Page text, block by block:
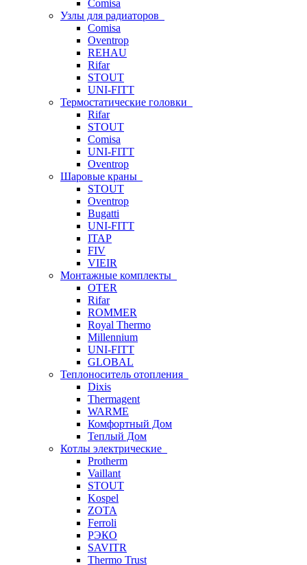
Comisa
Узлы для радиаторов
Comisa
Oventrop
REHAU
Rifar
STOUT
UNI-FITT
Термостатические головки
Rifar
STOUT
Comisa
UNI-FITT
Oventrop
Шаровые краны
STOUT
Oventrop
Bugatti
UNI-FITT
ITAP
FIV
VIEIR
Монтажные комплекты
OTER
Rifar
ROMMER
Royal Thermo
Millennium
UNI-FITT
GLOBAL
Теплоноситель отопления
Dixis
Thermagent
WARME
Комфортный Дом
Теплый Дом
Котлы электрические
Protherm
Vaillant
STOUT
Kospel
ZOTA
Ferroli
РЭКО
SAVITR
Thermo Trust